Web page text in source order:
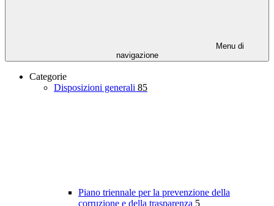
Menu di
navigazione
Categorie
Disposizioni generali 85
Piano triennale per la prevenzione della
corruzione e della trasparenza 5